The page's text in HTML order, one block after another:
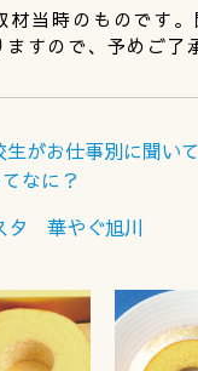
当時のものです
すので、予めご了
生がお仕事別に聞い
なに？
タ 華やぐ旭川